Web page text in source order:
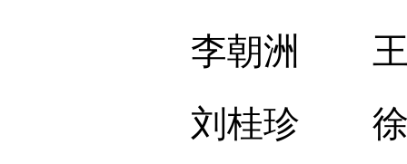
李朝洲 王
刘桂珍 徐